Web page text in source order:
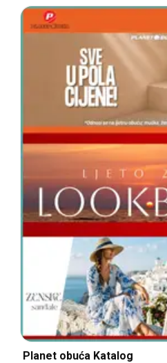
Planet obuća Katalog